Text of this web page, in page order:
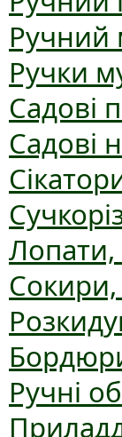
Ручний
Ручки
Садові
Садові
Лопати,
Ручні